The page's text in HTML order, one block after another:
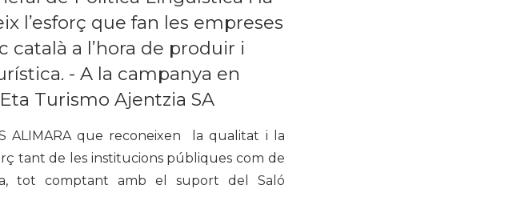
l’esforç que fan les empreses
a l’hora de produir i
- A la campanya en
Turismo Ajentzia SA
ALIMARA que reconeixen la qualitat i la
tant de les institucions públiques com de
tot comptant amb el suport del Saló